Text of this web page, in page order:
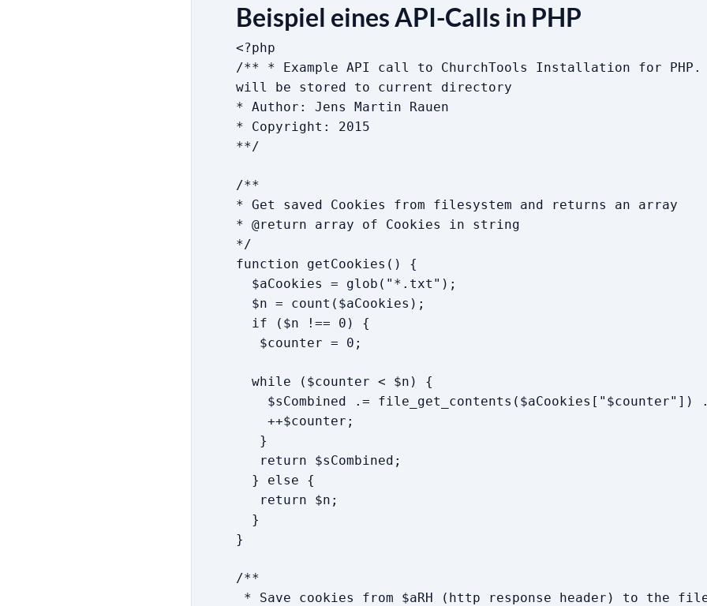
Beispiel eines API-Calls in PHP
<?php
/** * Example API call to ChurchTools Installation for PHP.
will be stored to current directory
* Author: Jens Martin Rauen
* Copyright: 2015
**/
/**
* Get saved Cookies from filesystem and returns an array
* @return array of Cookies in string
*/
function getCookies() {
$aCookies = glob("*.txt");
$n = count($aCookies);
if ($n !== 0) {
$counter = 0;
while ($counter < $n) {
$sCombined .=
++$counter;
}
return $sCombined;
} else {
return $n;
}
}
/**
* Save cookies from $aRH (http response header) to the